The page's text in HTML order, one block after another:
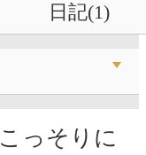
日記(1)
っそりに